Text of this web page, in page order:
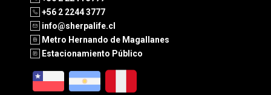
+56 2 2244 3777
info@sherpalife.cl
Metro Hernando de Magallanes
Estacionamiento Público